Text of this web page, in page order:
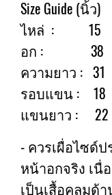
Size Guide (นิ้ว)
ไหล่ : 15
อก : 38
ความยาว : 31
รอบแขน : 18
แขนยาว : 22
- ควรเผื่อไซด์
หน้าอกจริง เนื่
เป็นเสื้อคลุมด้